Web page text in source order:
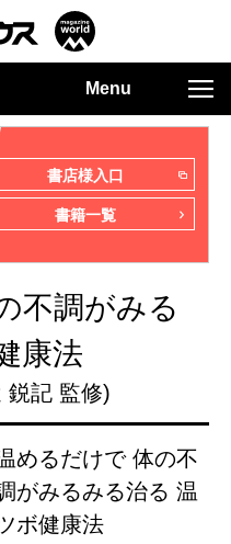
Menu
書店様入口
書籍一覧
不調がみる
康法
鋭記 監修)
めるだけで 体の不
がみるみる治る 温
ボ健康法